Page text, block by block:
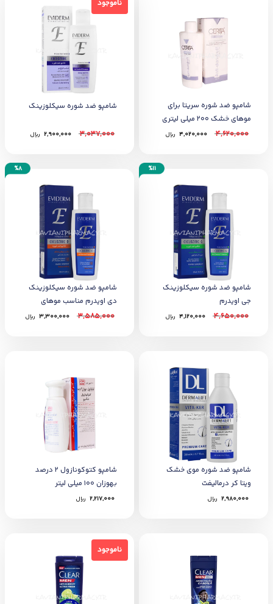
شامپو ضد شوره سریتا برای
موهای خشک 200 میلی لیتری
4,620,000
4,020,000 ﷼
ناموجود
شامپو ضد شوره سیکلوزینک
3,037,000
2,900,000 ﷼
%11
شامپو ضد شوره سیکلوزینک
جی اویدرم
4,650,000
4,120,000 ﷼
%8
شامپو ضد شوره سیکلوزینک
دی اویدرم مناسب موهای
خشک ۲۵۰ میل
3,585,000
3,300,000 ﷼
شامپو ضد شوره موی خشک
ویتا کر درمالیفت
2,980,000 ﷼
شامپو کتوکونازول 2 درصد
بهوزان 100 میلی لیتر
2,217,000 ﷼
ناموجود
ناموجود